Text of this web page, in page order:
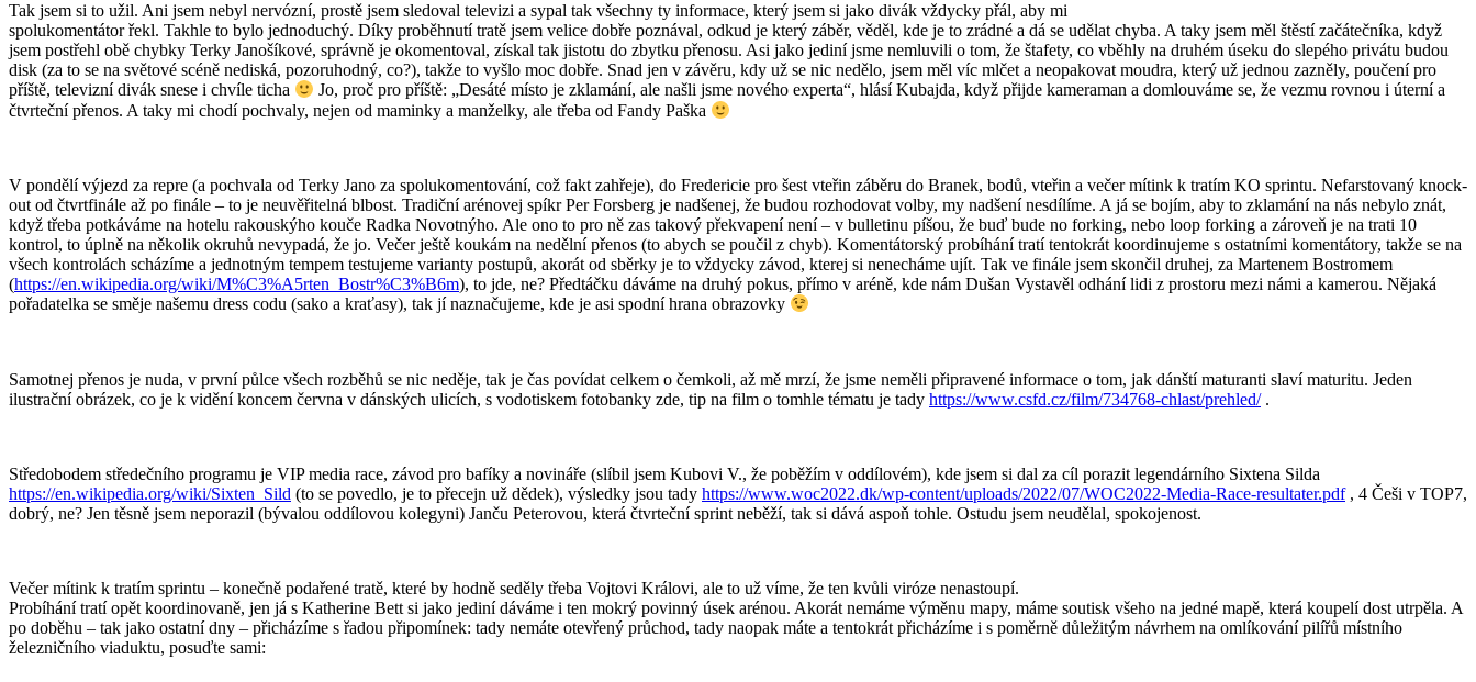
Tak jsem si to užil. Ani jsem nebyl nervózní, prostě jsem sledoval televizi a sypal tak všechny ty informace, který jsem si jako divák vždycky přál, aby mi
spolukomentátor řekl. Takhle to bylo jednoduchý. Díky proběhnutí tratě jsem velice dobře poznával, odkud je který záběr, věděl, kde je to zrádné a dá se udělat chyba. A taky jsem měl štěstí začátečníka, když
jsem postřehl obě chybky Terky Janošíkové, správně je okomentoval, získal tak jistotu do zbytku přenosu. Asi jako jediní jsme nemluvili o tom, že štafety, co vběhly na druhém úseku do slepého privátu budou
disk (za to se na světové scéně nediská, pozoruhodný, co?), takže to vyšlo moc dobře. Snad jen v závěru, kdy už se nic nedělo, jsem měl víc mlčet a neopakovat moudra, který už jednou zazněly, poučení pro
příště, televizní divák snese i chvíle ticha
Jo, proč pro příště: „Desáté místo je zklamání, ale našli jsme nového experta“, hlásí Kubajda, když přijde kameraman a domlouváme se, že vezmu rovnou i úterní a
čtvrteční přenos. A taky mi chodí pochvaly, nejen od maminky a manželky, ale třeba od Fandy Paška
V pondělí výjezd za repre (a pochvala od Terky Jano za spolukomentování, což fakt zahřeje), do Fredericie pro šest vteřin záběru do Branek, bodů, vteřin a večer mítink k tratím KO sprintu. Nefarstovaný knock-
out od čtvrtfinále až po finále – to je neuvěřitelná blbost. Tradiční arénovej spíkr Per Forsberg je nadšenej, že budou rozhodovat volby, my nadšení nesdílíme. A já se bojím, aby to zklamání na nás nebylo znát,
když třeba potkáváme na hotelu rakouskýho kouče Radka Novotnýho. Ale ono to pro ně zas takový překvapení není – v bulletinu píšou, že buď bude no forking, nebo loop forking a zároveň je na trati 10
kontrol, to úplně na několik okruhů nevypadá, že jo. Večer ještě koukám na nedělní přenos (to abych se poučil z chyb). Komentátorský probíhání tratí tentokrát koordinujeme s ostatními komentátory, takže se na
všech kontrolách scházíme a jednotným tempem testujeme varianty postupů, akorát od sběrky je to vždycky závod, kterej si nenecháme ujít. Tak ve finále jsem skončil druhej, za Martenem Bostromem
(https://en.wikipedia.org/wiki/M%C3%A5rten_Bostr%C3%B6m), to jde, ne? Předtáčku dáváme na druhý pokus, přímo v aréně, kde nám Dušan Vystavěl odhání lidi z prostoru mezi námi a kamerou. Nějaká
pořadatelka se směje našemu dress codu (sako a kraťasy), tak jí naznačujeme, kde je asi spodní hrana obrazovky
Samotnej přenos je nuda, v první půlce všech rozběhů se nic neděje, tak je čas povídat celkem o čemkoli, až mě mrzí, že jsme neměli připravené informace o tom, jak dánští maturanti slaví maturitu. Jeden
ilustrační obrázek, co je k vidění koncem června v dánských ulicích, s vodotiskem fotobanky zde, tip na film o tomhle tématu je tady https://www.csfd.cz/film/734768-chlast/prehled/.
Středobodem středečního programu je VIP media race, závod pro bafíky a novináře (slíbil jsem Kubovi V., že poběžím v oddílovém), kde jsem si dal za cíl porazit legendárního Sixtena Silda
https://en.wikipedia.org/wiki/Sixten_Sild (to se povedlo, je to přecejn už dědek), výsledky jsou tady https://www.woc2022.dk/wp-content/uploads/2022/07/WOC2022-Media-Race-resultater.pdf, 4 Češi v TOP7,
dobrý, ne? Jen těsně jsem neporazil (bývalou oddílovou kolegyni) Janču Peterovou, která čtvrteční sprint neběží, tak si dává aspoň tohle. Ostudu jsem neudělal, spokojenost.
Večer mítink k tratím sprintu – konečně podařené tratě, které by hodně seděly třeba Vojtovi Královi, ale to už víme, že ten kvůli viróze nenastoupí.
Probíhání tratí opět koordinovaně, jen já s Katherine Bett si jako jediní dáváme i ten mokrý povinný úsek arénou. Akorát nemáme výměnu mapy, máme soutisk všeho na jedné mapě, která koupelí dost utrpěla. A
po doběhu – tak jako ostatní dny – přicházíme s řadou připomínek: tady nemáte otevřený průchod, tady naopak máte a tentokrát přicházíme i s poměrně důležitým návrhem na omlíkování pilířů místního
železničního viaduktu, posuďte sami: